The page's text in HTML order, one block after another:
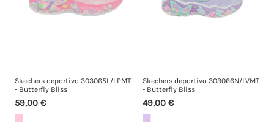
Skechers deportivo 303065L/LPMT
- Butterfly Bliss
59,00 €
Skechers deportivo 303066N/LVMT
- Butterfly Bliss
49,00 €